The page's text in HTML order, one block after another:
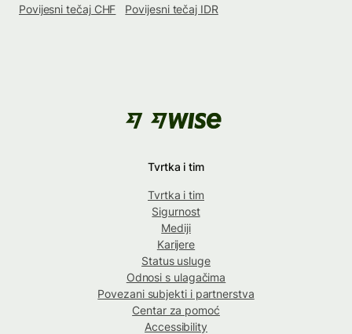
Povijesni tečaj CHF
Povijesni tečaj IDR
Tvrtka i tim
Tvrtka i tim
Sigurnost
Mediji
Karijere
Status usluge
Odnosi s ulagačima
Povezani subjekti i partnerstva
Centar za pomoć
Accessibility